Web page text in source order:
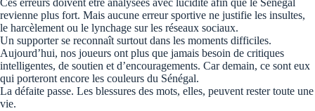
Ces erreurs doivent être analysées avec lucidité afin que le Sénégal
revienne plus fort. Mais aucune erreur sportive ne justifie les insultes,
le harcèlement ou le lynchage sur les réseaux sociaux.
Un supporter se reconnaît surtout dans les moments difficiles.
Aujourd’hui, nos joueurs ont plus que jamais besoin de critiques
intelligentes, de soutien et d’encouragements. Car demain, ce sont eux
qui porteront encore les couleurs du Sénégal.
La défaite passe. Les blessures des mots, elles, peuvent rester toute une
vie.